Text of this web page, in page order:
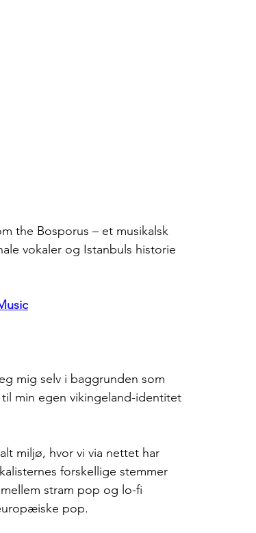
the Bosporus – et musikalsk
vokaler og Istanbuls historie
mig selv i baggrunden som
min egen vikingeland-identitet
miljø, hvor vi via nettet har
forskellige stemmer
stram pop og lo-fi
pop.